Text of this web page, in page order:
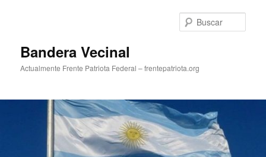
Bandera Vecinal
Actualmente Frente Patriota Federal – frentepatriota.org